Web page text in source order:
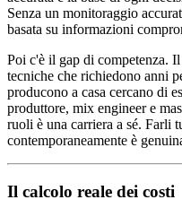
Senza un monitoraggio
basata su informazioni
Poi c'è il gap di competenza.
tecniche che richiedono anni
producono a casa cercano di
produttore, mix engineer e
ruoli è una carriera a sé. Farli
contemporaneamente è
Il calcolo reale dei costi